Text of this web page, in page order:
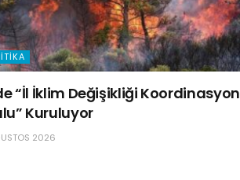
“İl İklim Değişikliği Koordinasyon
Kuruluyor
2026